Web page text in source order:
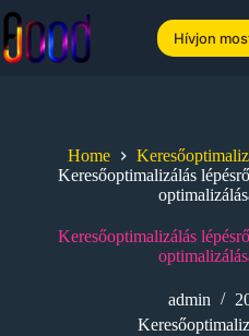
Skip
content
Hívjon
Home
Keresőoptimalizálás
Keresőoptimalizálás
admin